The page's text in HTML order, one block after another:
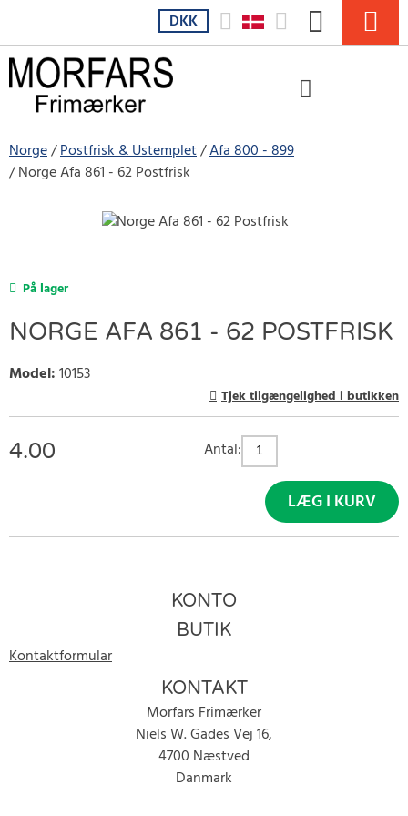
DKK
Norge Postfrisk & Ustemplet Afa 800 - 899
Norge Afa 861 - 62 Postfrisk
På lager
NORGE AFA 861 - 62 POSTFRISK
Model:10153
Tjek tilgængelighed i butikken
4.00 Antal:
LÆG I KURV
KONTO
BUTIK
Kontaktformular
KONTAKT
Morfars Frimærker
Niels W. Gades Vej 16,
4700 Næstved
Danmark